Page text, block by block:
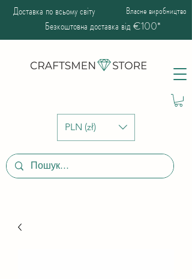
PLN (zł)
Доставка по всьому світу Власне виробництво
Безкоштовна доставка від €100*